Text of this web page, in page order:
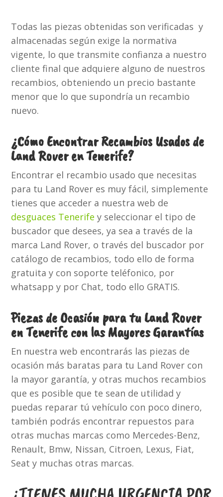
Todas las piezas obtenidas son verificadas y
almacenadas según exige la normativa
vigente, lo que transmite confianza a nuestro
cliente final que adquiere alguno de nuestros
recambios, obteniendo un precio bastante
menor que lo que supondría un recambio
nuevo.
¿Cómo Encontrar Recambios Usados de
Land Rover en Tenerife?
Encontrar el recambio usado que necesitas
para tu Land Rover es muy fácil, simplemente
tienes que acceder a nuestra web de
desguaces Tenerife y seleccionar el tipo de
buscador que desees, ya sea a través de la
marca Land Rover, o través del buscador por
catálogo de recambios, todo ello de forma
gratuita y con soporte teléfonico, por
whatsapp y por Chat, todo ello GRATIS.
Piezas de Ocasión para tu Land Rover
en Tenerife con las Mayores Garantías
En nuestra web encontrarás las piezas de
ocasión más baratas para tu Land Rover con
la mayor garantía, y otras muchos recambios
que es posible que te sean de utilidad y
puedas reparar tú vehículo con poco dinero,
también podrás encontrar repuestos para
otras muchas marcas como Mercedes-Benz,
Renault, Bmw, Nissan, Citroen, Lexus, Fiat,
Seat y muchas otras marcas.